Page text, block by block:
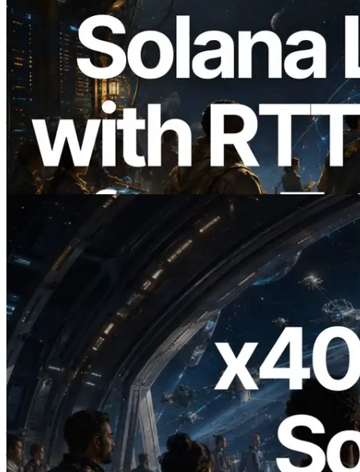
2026.08.05
ERPC का Solana Leader Slot API अब 7
वैश्विक क्षेत्रों से ping मापता है — Validators
Information API भी लॉन्च
यह लेख पढ़ें
2026.07.04
ERPC ने x402 समर्थित Solana RPC लॉन्च
किया — AI एजेंट अब जरूरत के API के लिए ऑन-
डिमांड भुगतान कर सकते हैं